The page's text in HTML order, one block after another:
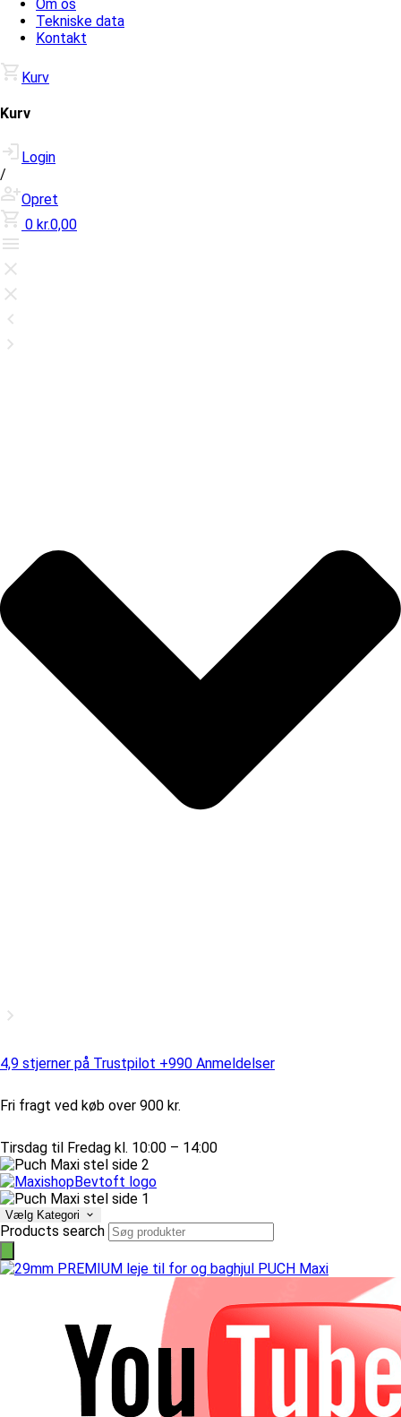
Om os
Tekniske data
Kontakt
Kurv
Kurv
Login
/
Opret
0 kr.0,00
4,9 stjerner på Trustpilot +990 Anmeldelser
Fri fragt ved køb over 900 kr.
Tirsdag til Fredag kl. 10:00 – 14:00
Vælg Kategori
Products search